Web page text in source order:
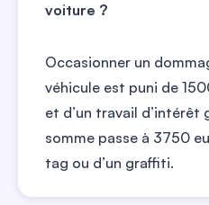
voiture ?
Occasionner un
véhicule est puni de
et d’un travail d’intérêt
somme passe à 3750
tag ou d’un graffiti.